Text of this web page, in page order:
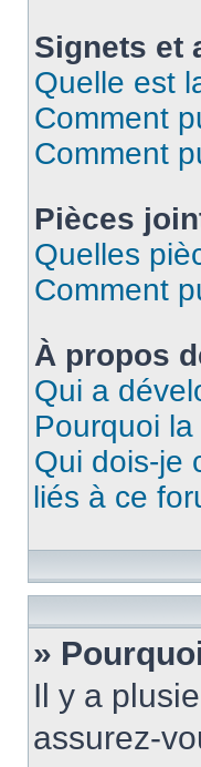
Signets et
Quelle est
Comment
Comment
Pièces
Quelles
Comment
À propos
Qui a
Pourquoi
Qui dois-je
liés à ce
»
Il y a
assurez-